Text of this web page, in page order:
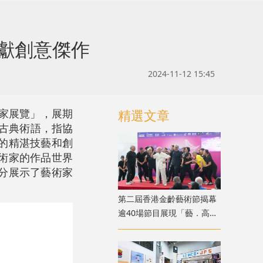
創意傑作
2024-11-12 15:45
展覽」，展期
典術語，指協
精湛技藝和創
家的作品世界
展示了藝術家
精選文章
第二屆香港金齡藝術節揭幕
逾40場節目展現「藝．高齡
膽大」生命力